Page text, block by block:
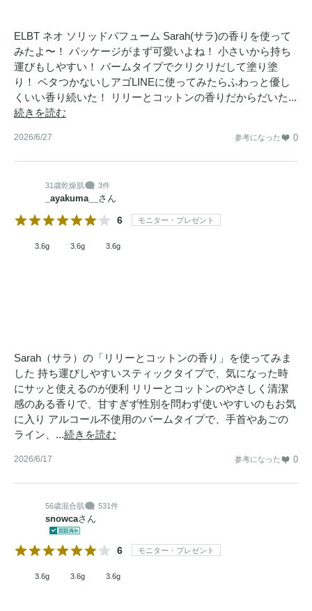
ELBT ネオ ソリッドパフューム Sarah(サラ)の香りを使って
みたよ〜！ パッケージがまず可愛いよね！ 小さいから持ち
運びもしやすい！ バームタイプでクリクリだして塗り塗
り！ ベタつかないしアゴLINEに使ってみたらふわっと優し
くいい香り続いた！ リリーとコットンの香りだからだいた...
続きを読む
2026/6/27 参考になった 0
31歳乾燥肌 3件
_ayakuma__ さん
6 モニター・プレゼント
3.6g 3.6g 3.6g
Sarah（サラ）の「リリーとコットンの香り」を使ってみま
した 持ち運びしやすいスティックタイプで、気になった時
にサッと使えるのが便利 リリーとコットンのやさしく清潔
感のある香りで、甘すぎず性別を問わず使いやすいのもお気
に入り アルコール不使用のバームタイプで、手首やあごの
ライン、...続きを読む
2026/6/17 参考になった 0
56歳混合肌 531件
snowcaさん
6 モニター・プレゼント
3.6g 3.6g 3.6g